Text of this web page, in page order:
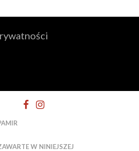
W NINIEJSZEJ